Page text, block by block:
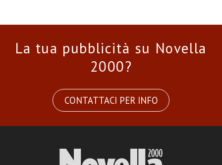
La tua pubblicità su Novella
2000?
CONTATTACI PER INFO